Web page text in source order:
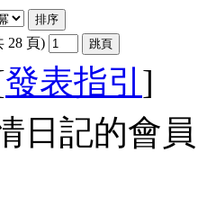
28 頁)
發表指引 ]
日記的會員